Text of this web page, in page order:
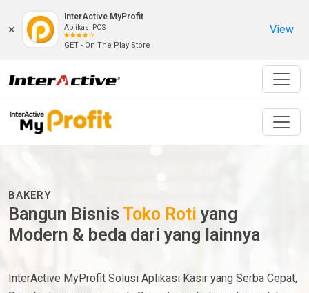
×
InterActive MyProfit
Aplikasi POS
GET - On The Play Store
View
BAKERY
Bangun Bisnis Toko Roti yang
Modern & beda dari yang lainnya
InterActive MyProfit Solusi Aplikasi Kasir yang Serba Cepat,